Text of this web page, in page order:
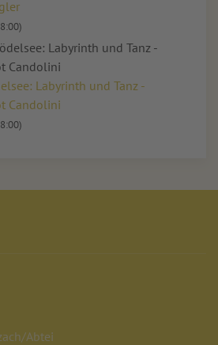
Labyrinth und Tanz -
Candolini
Abtei